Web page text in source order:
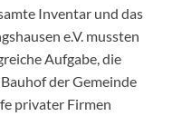
Inventar und das
e.V. mussten
Aufgabe, die
der Gemeinde
privater Firmen